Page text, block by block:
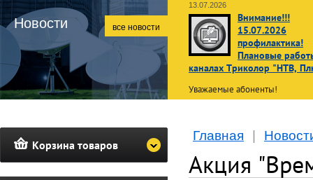
Новости все новости
13.07.2026
Внимание!!!
15.07.2026
профилактика!
Плановые
каналах Триколор "НТВ,
Уважаемые абоненты!
2026 г. с 02:00 до 10:00 по
московскому времени
телеканалов операторов
и Триколор может быть
Главная |
Акция
Корзина товаров